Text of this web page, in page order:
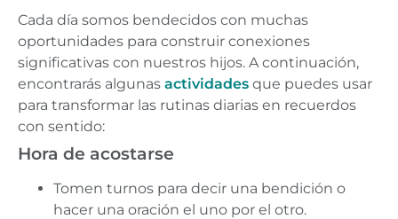
Cada día somos bendecidos con muchas
oportunidades para construir conexiones
significativas con nuestros hijos. A continuación,
encontrarás algunas actividades que puedes usar
para transformar las rutinas diarias en recuerdos
con sentido:
Hora de acostarse
Tomen turnos para decir una bendición o
hacer una oración el uno por el otro.